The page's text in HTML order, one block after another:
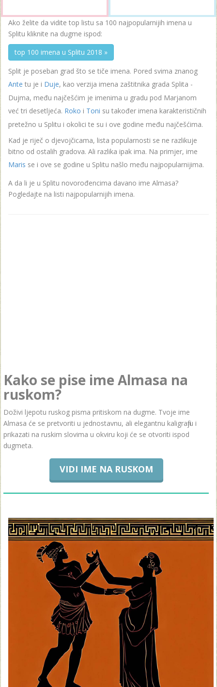
Ako želite da vidite top listu sa 100 najpopularnijih imena u
Splitu kliknite na dugme ispod:
top 100 imena u Splitu 2018 »
Split je poseban grad što se tiče imena. Pored svima znanog
Ante tu je i Duje, kao verzija imena zaštitnika grada Splita -
Dujma, među najčešćim je imenima u gradu pod Marjanom
već tri desetljeća. Roko i Toni su također imena karakterističnih
pretežno u Splitu i okolici te su i ove godine među najčešćima.
Kad je riječ o djevojčicama, lista popularnosti se ne razlikuje
bitno od ostalih gradova. Ali razlika ipak ima. Na primjer, ime
Maris se i ove se godine u Splitu našlo među najpopularnijima.
A da li je u Splitu novorođencima davano ime Almasa?
Pogledajte na listi najpopularnijih imena.
Kako se pise ime Almasa na
ruskom?
Doživi ljepotu ruskog pisma pritiskom na dugme. Tvoje ime
Almasa će se pretvoriti u jednostavnu, ali elegantnu kaligrafiju i
prikazati na ruskim slovima u okviru koji će se otvoriti ispod
dugmeta.
VIDI IME NA RUSKOM